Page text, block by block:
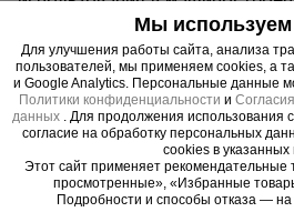
Материал обладает хорошей
что упрощает монтаж и
трубы может быть
антикоррозийным покрытием
срока службы в условиях
или агрессивной среды.
обеспечивает повышенную
Мы используем
Для улучшения работы сайта, анализа
пользователей, мы применяем cookies, а
и Google Analytics. Персональные данные
Политики конфиденциальности и
данных
. Для продолжения
согласие на обработку персональных
cookies в указанных
Этот сайт применяет рекомендательные
просмотренные», «Избранные
Подробности и способы отказа — на